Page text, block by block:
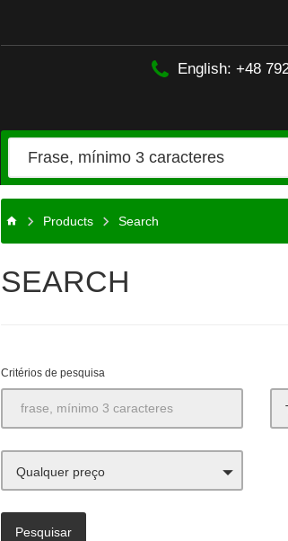
English: +48
Products Search
SEARCH
Critérios de pesquisa
Qualquer preço